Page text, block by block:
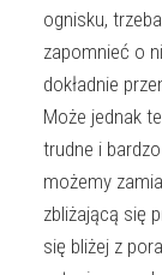
ognisku,
zapomnieć o
dokładnie
Może jednak
trudne i
możemy
zbliżającą się
się bliżej z